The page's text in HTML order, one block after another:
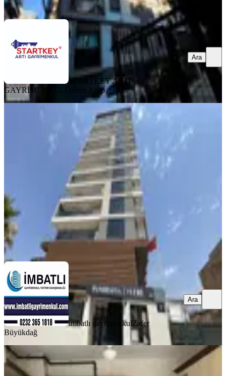
Ara
STARTKEY ARTI
GAYRİMENKUL
Özlem Azap
Ara
İzmir Karşıyaka Gültekin Panorama
Sitesinde Lüks 3+1 Köşe Daire
Karşıyaka, Örnekköy Mahallesi
3+1· 160 m²·5. Kat·06.08.2026
45.000 ₺
imbatlı gayrimenkulZafer Büyükdağ
Ara
imbatlı gayrimenkulZafer
Büyükdağ
Ara
YENİ
Karşıyaka Yalı Mahallesinde Kiralık
3+1 Köşe Daire